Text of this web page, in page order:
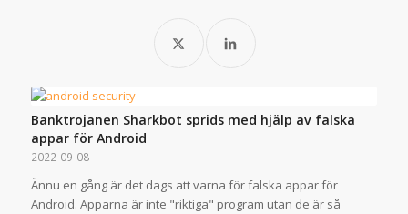
Banktrojanen Sharkbot sprids med hjälp av falska
appar för Android
2022-09-08
Ännu en gång är det dags att varna för falska appar för
Android. Apparna är inte "riktiga" program utan de är så